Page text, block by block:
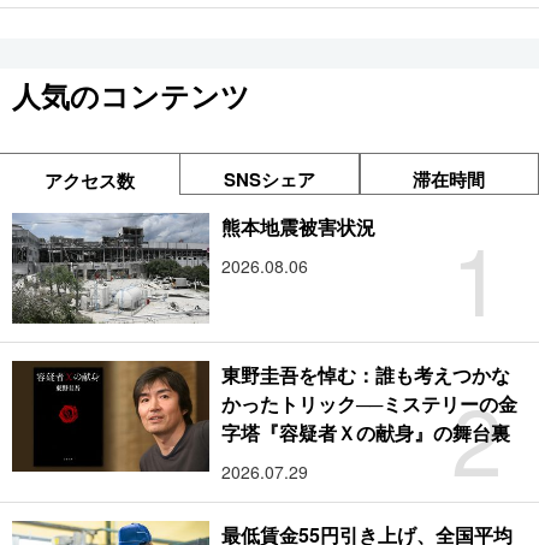
人気のコンテンツ
アクセス数 SNSシェア 滞在時間
1
熊本地震被害状況
2026.08.06
2
東野圭吾を悼む：誰も考えつかな
かったトリック──ミステリーの金
字塔『容疑者Ｘの献身』の舞台裏
2026.07.29
最低賃金55円引き上げ、全国平均